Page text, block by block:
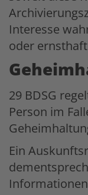
Interesse
oder
29 BDSG
Person im
Ein